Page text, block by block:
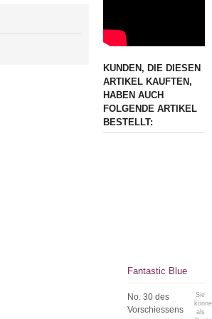
KUNDEN, DIE DIESEN
ARTIKEL KAUFTEN,
HABEN AUCH
FOLGENDE ARTIKEL
BESTELLT:
Fantastic Blue
No. 30 des
Vorschiessens
Sie
als